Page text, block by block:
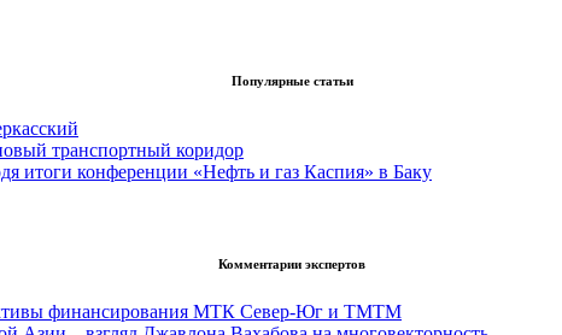
Популярные статьи
транспортный коридор
итоги конференции «Нефть и газ Каспия» в Баку
Комментарии экспертов
финансирования МТК Север-Юг и ТМТМ